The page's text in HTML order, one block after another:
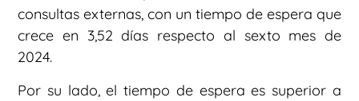
consultas externas, con un tiempo de espera que
crece en 3,52 días respecto al sexto mes de
2024.
Por su lado, el tiempo de espera es superior a